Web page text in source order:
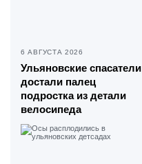
6 АВГУСТА 2026
Ульяновские спасатели
достали палец
подростка из детали
велосипеда